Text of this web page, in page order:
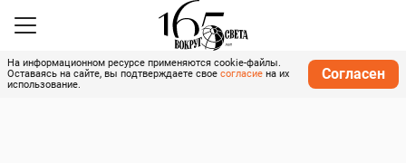
На информационном ресурсе применяются cookie-файлы.
Оставаясь на сайте, вы подтверждаете свое согласие на их
использование.
Согласен